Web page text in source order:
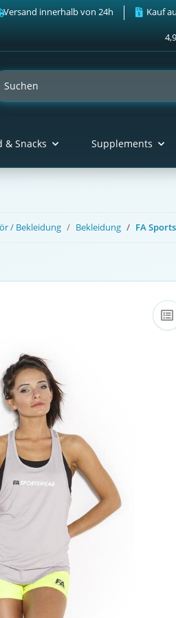
Versand innerhalb von 24h Kauf
4,9
& Snacks Supplements
/ Bekleidung Bekleidung FA